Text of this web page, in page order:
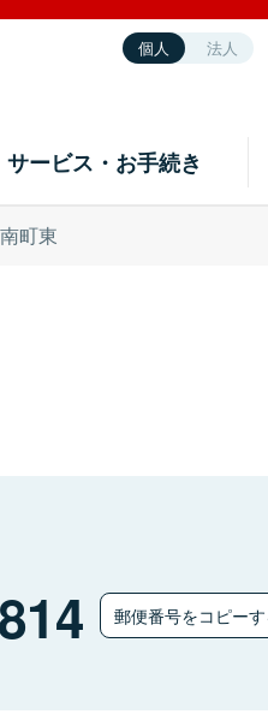
個人 法人
サービス・お手続き
町東
郵便番号をコピー